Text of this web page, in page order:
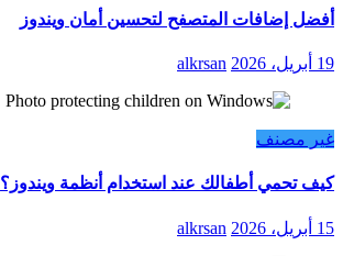
أفضل إضافات المتصفح لتحسين أمان ويندوز
19 أبريل، 2026 alkrsan
غير مصنف
كيف تحمي أطفالك عند استخدام أنظمة ويندوز؟
15 أبريل، 2026 alkrsan